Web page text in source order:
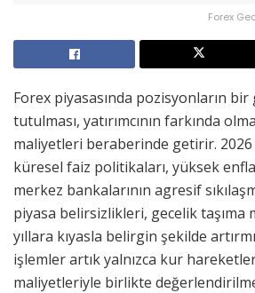
Forex
Forex piyasasında pozisyonların bir
tutulması, yatırımcının farkında
maliyetleri beraberinde getirir. 2026
küresel faiz politikaları, yüksek
merkez bankalarının agresif
piyasa belirsizlikleri, gecelik taşıma
yıllara kıyasla belirgin şekilde
işlemler artık yalnızca kur
maliyetleriyle birlikte